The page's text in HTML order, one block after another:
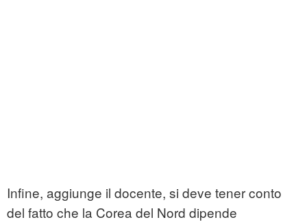
Infine, aggiunge il docente, si deve tener conto
del fatto che la Corea del Nord dipende